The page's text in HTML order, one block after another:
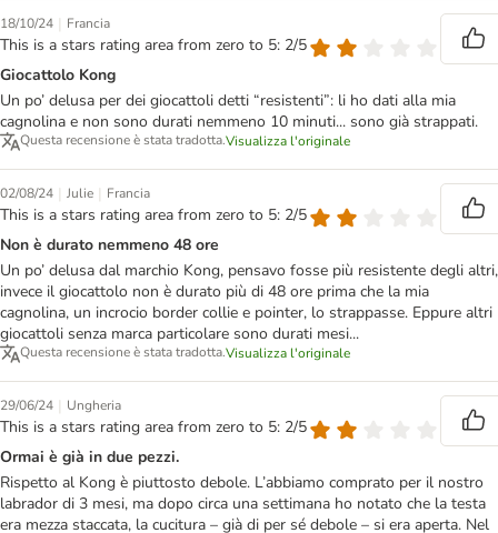
18/10/24 | Francia
This is a stars rating area from zero to 5: 2/5
Giocattolo Kong
Un po’ delusa per dei giocattoli detti “resistenti”: li ho dati alla mia
cagnolina e non sono durati nemmeno 10 minuti... sono già strappati.
Questa recensione è stata tradotta.Visualizza l'originale
02/08/24 | Julie | Francia
This is a stars rating area from zero to 5: 2/5
Non è durato nemmeno 48 ore
Un po’ delusa dal marchio Kong, pensavo fosse più resistente degli altri,
invece il giocattolo non è durato più di 48 ore prima che la mia
cagnolina, un incrocio border collie e pointer, lo strappasse. Eppure altri
giocattoli senza marca particolare sono durati mesi...
Questa recensione è stata tradotta.Visualizza l'originale
29/06/24 | Ungheria
This is a stars rating area from zero to 5: 2/5
Ormai è già in due pezzi.
Rispetto al Kong è piuttosto debole. L’abbiamo comprato per il nostro
labrador di 3 mesi, ma dopo circa una settimana ho notato che la testa
era mezza staccata, la cucitura – già di per sé debole – si era aperta. Nel